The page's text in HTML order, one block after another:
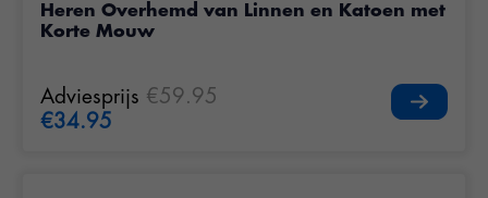
Heren Overhemd van Linnen en Katoen met
Korte Mouw
Adviesprijs €59.95
€34.95